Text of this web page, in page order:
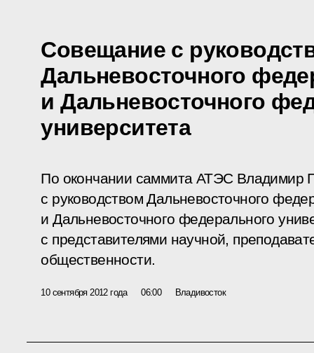
Совещание с
Дальневосточного
и Дальневосточного
университета
По окончании саммита АТЭС Владимир
с руководством Дальневосточного
и Дальневосточного федерального
с представителями научной,
общественности.
10 сентября 2012 года 06:00 Владивосток